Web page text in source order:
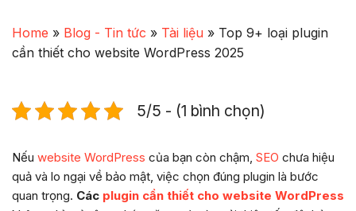
Home » Blog - Tin tức » Tài liệu » Top 9+ loại plugin
cần thiết cho website WordPress 2025
5/5 - (1 bình chọn)
Nếu website WordPress của bạn còn chậm, SEO chưa hiệu
quả và lo ngại về bảo mật, việc chọn đúng plugin là bước
quan trọng. Các plugin cần thiết cho website WordPress